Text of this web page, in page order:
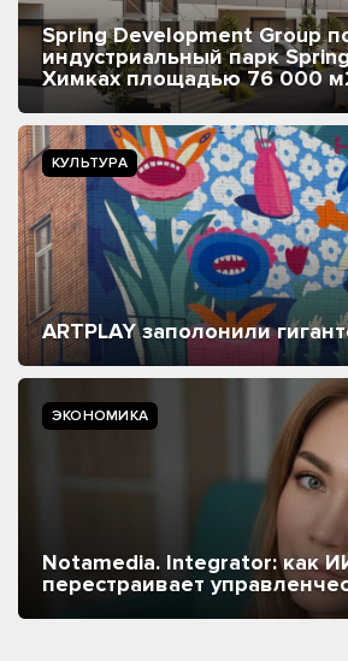
Spring Development Group
индустриальный парк
Химках площадью 76 000
КУЛЬТУРА
ARTPLAY заполонили
ЭКОНОМИКА
Notamedia. Integrator: как
перестраивает